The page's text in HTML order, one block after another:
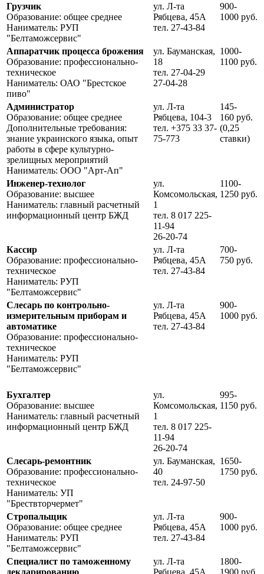
Грузчик
Образование: общее среднее
Наниматель: РУП
"Белтаможсервис"
ул. Л-та
Рябцева, 45А
тел. 27-43-84
900-
1000 руб.
Аппаратчик процесса брожения
Образование: профессионально-
техническое
Наниматель: ОАО "Брестское
пиво"
ул. Бауманская,
18
тел. 27-04-29
27-04-28
1000-
1100 руб.
Администратор
Образование: общее среднее
Дополнительные требования:
знание украинского языка, опыт
работы в сфере культурно-
зрелищных мероприятий
Наниматель: ООО "Арт-Ап"
ул. Л-та
Рябцева, 104-3
тел. +375 33 37-
75-773
145-
160 руб.
(0,25
ставки)
Инженер-технолог
Образование: высшее
Наниматель: главный расчетный
информационный центр БЖД
ул.
Комсомольская,
1
тел. 8 017 225-
11-94
26-20-74
1100-
1250 руб.
Кассир
Образование: профессионально-
техническое
Наниматель: РУП
"Белтаможсервис"
ул. Л-та
Рябцева, 45А
тел. 27-43-84
700-
750 руб.
Слесарь по контрольно-
измерительным приборам и
автоматике
Образование: профессионально-
техническое
Наниматель: РУП
"Белтаможсервис"
ул. Л-та
Рябцева, 45А
тел. 27-43-84
900-
1000 руб.
Бухгалтер
Образование: высшее
Наниматель: главный расчетный
информационный центр БЖД
ул.
Комсомольская,
1
тел. 8 017 225-
11-94
26-20-74
995-
1150 руб.
Слесарь-ремонтник
Образование: профессионально-
техническое
Наниматель: УП
"Брествторчермет"
ул. Бауманская,
40
тел. 24-97-50
1650-
1750 руб.
Стропальщик
Образование: общее среднее
Наниматель: РУП
"Белтаможсервис"
ул. Л-та
Рябцева, 45А
тел. 27-43-84
900-
1000 руб.
Специалист по таможенному
декларированию
ул. Л-та
Рябцева, 45А
1800-
1900 руб.